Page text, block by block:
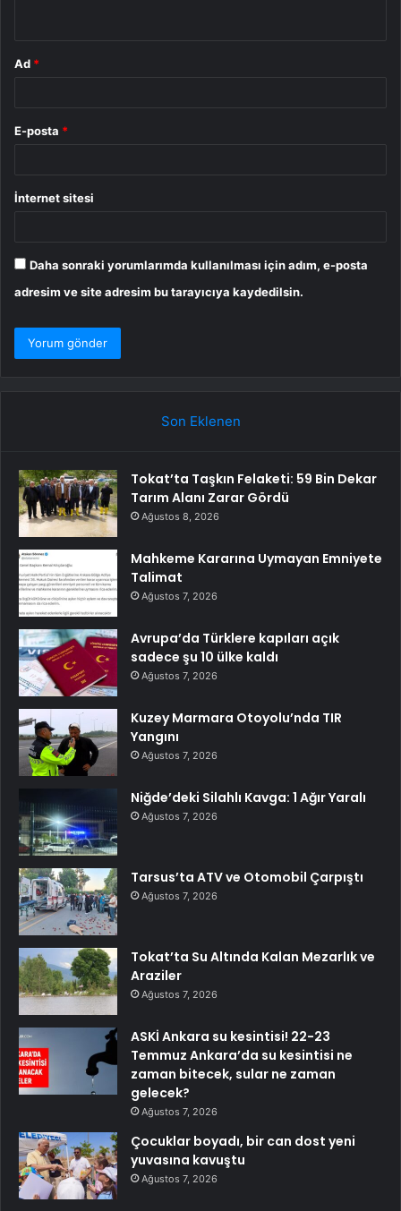
Ad *
E-posta *
İnternet sitesi
Daha sonraki yorumlarımda kullanılması için adım, e-posta
adresim ve site adresim bu tarayıcıya kaydedilsin.
Son Eklenen
Tokat’ta Taşkın Felaketi: 59 Bin Dekar
Tarım Alanı Zarar Gördü
Ağustos 8, 2026
Mahkeme Kararına Uymayan Emniyete
Talimat
Ağustos 7, 2026
Avrupa’da Türklere kapıları açık
sadece şu 10 ülke kaldı
Ağustos 7, 2026
Kuzey Marmara Otoyolu’nda TIR
Yangını
Ağustos 7, 2026
Niğde’deki Silahlı Kavga: 1 Ağır Yaralı
Ağustos 7, 2026
Tarsus’ta ATV ve Otomobil Çarpıştı
Ağustos 7, 2026
Tokat’ta Su Altında Kalan Mezarlık ve
Araziler
Ağustos 7, 2026
ASKİ Ankara su kesintisi! 22-23
Temmuz Ankara’da su kesintisi ne
zaman bitecek, sular ne zaman
gelecek?
Ağustos 7, 2026
Çocuklar boyadı, bir can dost yeni
yuvasına kavuştu
Ağustos 7, 2026